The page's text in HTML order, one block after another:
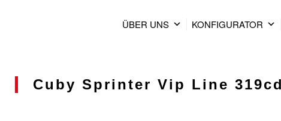
ÜBER UNS KONFIGURATOR
Cuby Sprinter Vip Line